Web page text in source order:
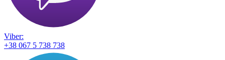
Viber:
+38 067 5 738 738